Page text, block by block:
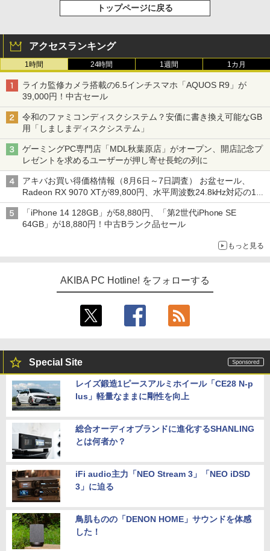
トップページに戻る
アクセスランキング
1時間 24時間 1週間 1カ月
ライカ監修カメラ搭載の6.5インチスマホ「AQUOS R9」が
39,000円！中古セール
令和のファミコンディスクシステム？安価に書き換え可能なGB
用「しましまディスクシステム」
ゲーミングPC専門店「MDL秋葉原店」がオープン、開店記念プ
レゼントを求めるユーザーが押し寄せ長蛇の列に
アキバお買い得価格情報（8月6日～7日調査） お盆セール、
Radeon RX 9070 XTが89,800円、水平周波数24.8kHz対応の17
型モニターが9,801円、暑さ指数連動セール ほか
「iPhone 14 128GB」が58,880円、「第2世代iPhone SE
64GB」が18,880円！中古Bランク品セール
もっと見る
AKIBA PC Hotline! をフォローする
Special Site
レイズ鍛造1ピースアルミホイール「CE28 N-p
lus」軽量なままに剛性を向上
総合オーディオブランドに進化するSHANLING
とは何者か？
iFi audio主力「NEO Stream 3」「NEO iDSD
3」に迫る
鳥肌ものの「DENON HOME」サウンドを体感
した！